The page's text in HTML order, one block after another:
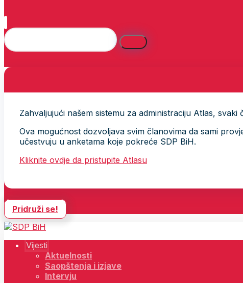
Zahvaljujući našem sistemu za administraciju Atlas,
Ova mogućnost dozvoljava svim članovima da sami
učestvuju u anketama koje pokreće SDP BiH.
Kliknite ovdje da pristupite Atlasu
Pridruži se!
Vijesti
Aktuelnosti
Saopštenja i izjave
Intervju